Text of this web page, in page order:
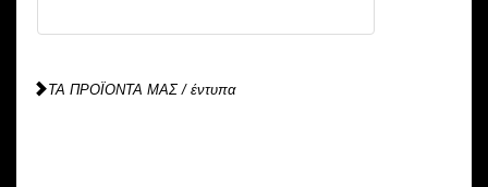
ΤΑ ΠΡΟΪΟΝΤΑ ΜΑΣ / έντυπα